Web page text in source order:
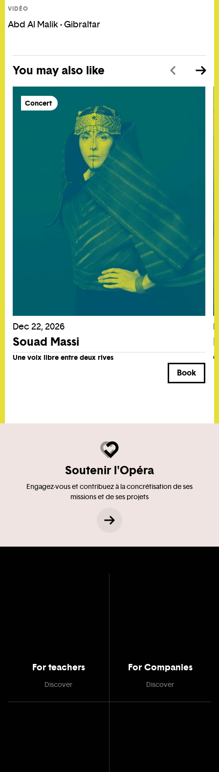
VIDÉO
Abd Al Malik - Gibraltar
You may also like
Concert
Dec 22, 2026
Souad Massi
Une voix libre entre deux rives
Book
Soutenir l'Opéra
Engagez-vous et contribuez à la concrétisation de ses
missions et de ses projets
For teachers
Discover
For Companies
Discover